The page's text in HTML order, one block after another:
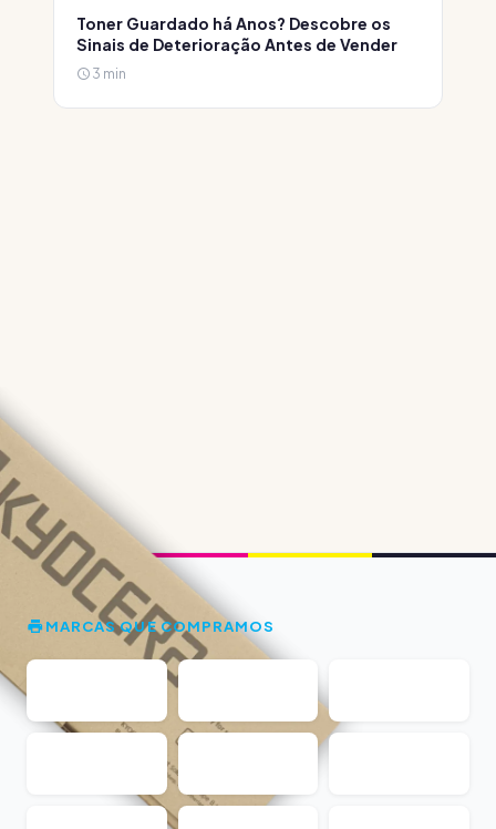
Toner Guardado há Anos? Descobre os
Sinais de Deterioração Antes de Vender
3 min
MARCAS QUE COMPRAMOS